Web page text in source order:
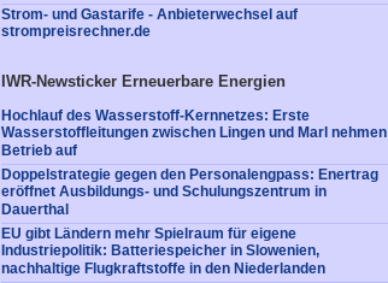
Strom- und Gastarife - Anbieterwechsel auf
strompreisrechner.de
IWR-Newsticker Erneuerbare Energien
Hochlauf des Wasserstoff-Kernnetzes: Erste
Wasserstoffleitungen zwischen Lingen und Marl nehmen
Betrieb auf
Doppelstrategie gegen den Personalengpass: Enertrag
eröffnet Ausbildungs- und Schulungszentrum in
Dauerthal
EU gibt Ländern mehr Spielraum für eigene
Industriepolitik: Batteriespeicher in Slowenien,
nachhaltige Flugkraftstoffe in den Niederlanden